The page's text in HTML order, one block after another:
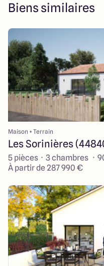
Biens similaires
Maison + Terrain
Les Sorinières
5 pièces · 3 chambres ·
À partir de 287 990 €